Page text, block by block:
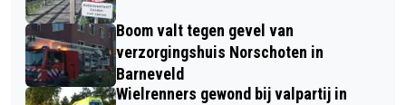
Boom valt tegen gevel van
verzorgingshuis Norschoten in
Barneveld
Wielrenners gewond bij valpartij in